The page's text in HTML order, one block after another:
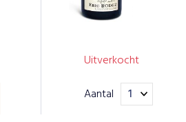
Uitverkocht
Aantal